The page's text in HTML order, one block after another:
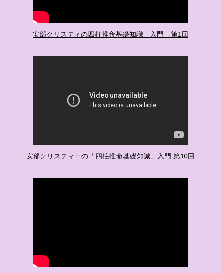
安部クリスティの四柱推命基礎知識 入門 第1回
安部クリスティーの「四柱推命基礎知識」入門 第16回